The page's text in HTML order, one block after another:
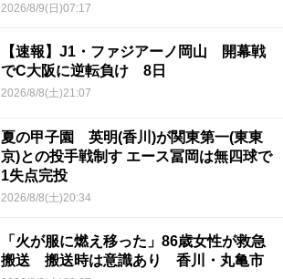
2026/8/9(日)07:17
【速報】J1・ファジアーノ岡山 開幕戦
でC大阪に逆転負け 8日
2026/8/8(土)21:07
夏の甲子園 英明(香川)が関東第一(東東
京)との投手戦制す エース冨岡は無四球で
1失点完投
2026/8/8(土)20:34
「火が服に燃え移った」86歳女性が救急
搬送 搬送時は意識あり 香川・丸亀市